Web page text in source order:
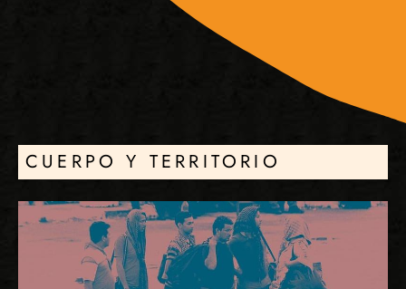
CUERPO Y TERRITORIO